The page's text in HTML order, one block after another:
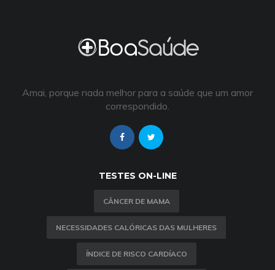
Amai, porque nada melhor para a saúde que um amor
correspondido.
TESTES ON-LINE
CÂNCER DE MAMA
NECESSIDADES CALÓRICAS DAS MULHERES
ÍNDICE DE RISCO CARDÍACO